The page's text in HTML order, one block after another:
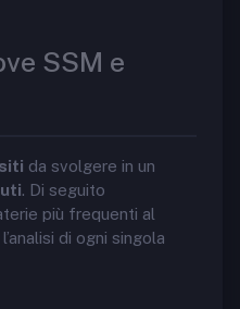
SSM e
da svolgere in un
. Di seguito
più frequenti al
di ogni singola